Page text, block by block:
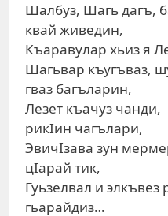
Шалбуз, Шагь дагъ,
квай живедин,
Къаравулар хьиз я
Шагьвар къугъваз,
гваз багъларин,
Лезет къачуз чанди,
рикIин чагълари,
ЭвичIзава зун
цIарай тик,
Гуьзелвал и элкъвез
гьарайдиз…